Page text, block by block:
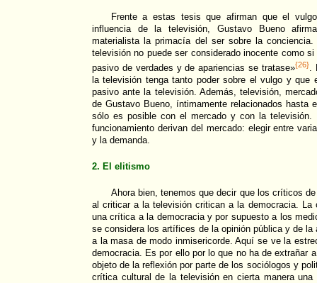
Frente a estas tesis que afirman que el
influencia de la televisión, Gustavo Bueno
materialista la primacía del ser sobre la
televisión no puede ser considerado inocente como
pasivo de verdades y de apariencias se tratase»{26}.
la televisión tenga tanto poder sobre el vulgo y que
pasivo ante la televisión. Además, televisión,
de Gustavo Bueno, íntimamente relacionados hasta
sólo es posible con el mercado y con la
funcionamiento derivan del mercado: elegir entre
y la demanda.
2. El elitismo
Ahora bien, tenemos que decir que los críticos
al criticar a la televisión critican a la democracia. La
una crítica a la democracia y por supuesto a los
se considera los artífices de la opinión pública y de la
a la masa de modo inmisericorde. Aquí se ve la
democracia. Es por ello por lo que no ha de extrañar
objeto de la reflexión por parte de los sociólogos y
crítica cultural de la televisión en cierta manera una